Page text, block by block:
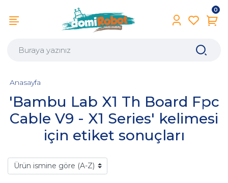
0
'Bambu Lab X1 Th Board Fpc
Cable V9 - X1 Series' kelimesi
için etiket sonuçları
Anasayfa